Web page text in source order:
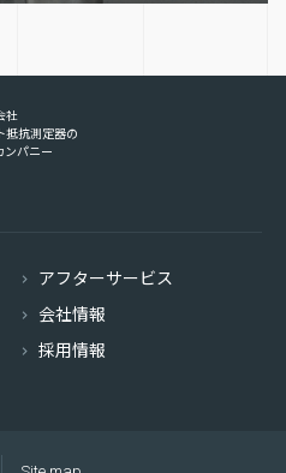
社
抵抗測定器の
ンパニー
アフターサービス
会社情報
採用情報